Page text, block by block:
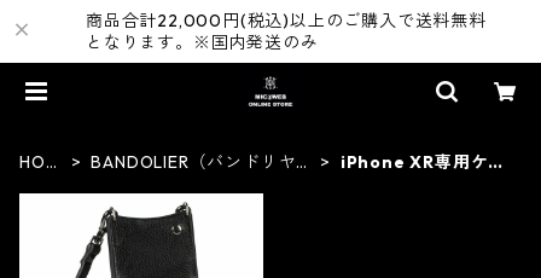
商品合計22,000円(税込)以上のご購入で送料無料
となります。※国内発送のみ
HOM
BANDOLIER（バンドリヤ
iPhone XR専用ケー